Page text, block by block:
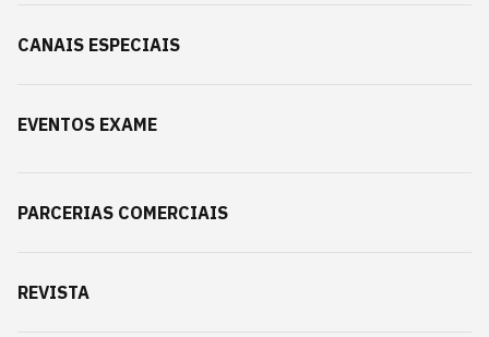
CANAIS ESPECIAIS
EVENTOS EXAME
PARCERIAS COMERCIAIS
REVISTA